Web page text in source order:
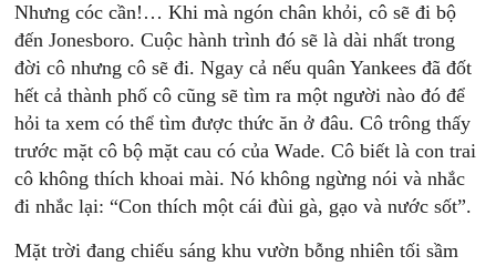
Nhưng cóc cần!… Khi mà ngón chân khỏi, cô sẽ đi bộ
đến Jonesboro. Cuộc hành trình đó sẽ là dài nhất trong
đời cô nhưng cô sẽ đi. Ngay cả nếu quân Yankees đã đốt
hết cả thành phố cô cũng sẽ tìm ra một người nào đó để
hỏi ta xem có thể tìm được thức ăn ở đâu. Cô trông thấy
trước mặt cô bộ mặt cau có của Wade. Cô biết là con trai
cô không thích khoai mài. Nó không ngừng nói và nhắc
đi nhắc lại: “Con thích một cái đùi gà, gạo và nước sốt”.
Mặt trời đang chiếu sáng khu vườn bỗng nhiên tối sầm